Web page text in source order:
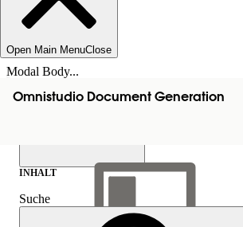
Open Main MenuClose
Modal Body...
Omnistudio Document Generation
INHALT
Suche